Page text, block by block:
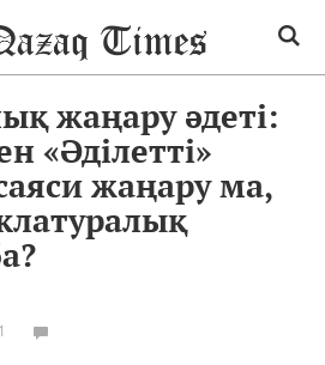
жаңару әдеті:
«Әділетті»
жаңару ма,